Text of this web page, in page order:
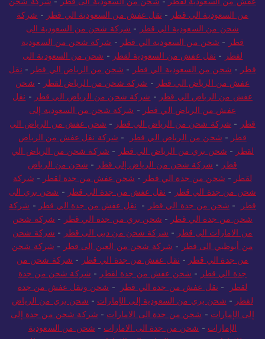
من السعودية الي قطر - نقل عفش من السعودية الي قطر - شركة
شحن من السعودية الي قطر - شركة شحن من السعودية الى
قطر - شحن من السعودية الي قطر - شركة شحن من السعودية
لقطر - نقل عفش من السعودية لقطر - شحن من السعودية الى
قطر - شحن من السعودية الي قطر - شحن من الرياض الي قطر - نقل
عفش من الرياض الي قطر - شركة شحن من الرياض لقطر - شحن
عفش من الرياض الي قطر - شركة شحن من الرياض الي قطر - نقل
عفش من الرياض الي قطر - شركة شحن من السعودية إلى
قطر - شركة شحن من الرياض الي قطر - شحن عفش من الرياض الي
قطر - شحن من الرياض الي قطر - شركة نقل عفش من الرياض
لقطر - شحن بري من الرياض الي قطر - شركة شحن من الرياض الي
قطر - شركة شحن من الرياض إلى قطر - شحن من الرياض
لقطر - شحن من جدة الي قطر - شحن عفش من جدة لقطر - شركة
شحن من جدة الي قطر - نقل عفش من جدة الي قطر - شحن بري الى
قطر
- شحن من جدة الي قطر - نقل عفش من جدة الي قطر - شركة
شحن من جدة الي قطر - شحن بري من جدة الي قطر - شركة شحن
من الامارات الى قطر - شركة شحن من دبي الى قطر - شركة شحن
من أبوظبي الى قطر - شركة شحن من العين الى قطر - شركة شحن
من جدة الي قطر - نقل عفش من جدة الي قطر - شركة شحن من
جدة الي قطر - شحن عفش من جدة لقطر - شركة شحن من جدة
لقطر
- نقل عفش من جدة الي قطر - شحن ونقل عفش من جدة
لقطر - شحن بري من السعودية إلى الإمارات - شحن بري من الرياض
إلى الإمارات - شحن من جدة الى الامارات - شركة شحن من جدة إلى
الإمارات - شحن من جدة الى الامارات - شحن من السعودية